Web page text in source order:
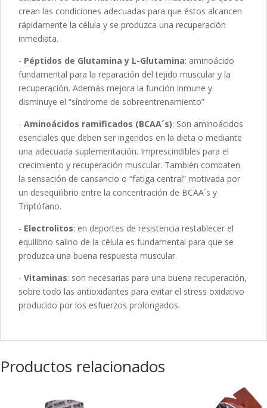
crean las condiciones adecuadas para que éstos alcancen
rápidamente la célula y se produzca una recuperación
inmediata.
- Péptidos de Glutamina y L-Glutamina: aminoácido
fundamental para la reparación del tejido muscular y la
recuperación. Además mejora la función inmune y
disminuye el “síndrome de sobreentrenamiento”
- Aminoácidos ramificados (BCAA´s): Son aminoácidos
esenciales que deben ser ingeridos en la dieta o mediante
una adecuada suplementación. Imprescindibles para el
crecimiento y recuperación muscular. También combaten
la sensación de cansancio o “fatiga central” motivada por
un desequilibrio entre la concentración de BCAA´s y
Triptófano.
- Electrolitos: en deportes de resistencia restablecer el
equilibrio salino de la célula es fundamental para que se
produzca una buena respuesta muscular.
- Vitaminas: son necesarias para una buena recuperación,
sobre todo las antioxidantes para evitar el stress oxidativo
producido por los esfuerzos prolongados.
Productos relacionados